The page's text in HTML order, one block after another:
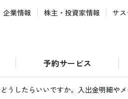
企業情報 株主・投資家情報 サス
予約サービス
したらいいですか。入出金明細やメ